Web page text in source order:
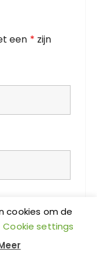
een * zijn
cookies om de
Cookie settings